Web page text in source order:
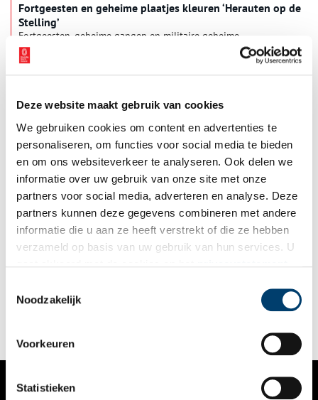
Deze website maakt gebruik van cookies
We gebruiken cookies om content en advertenties te
personaliseren, om functies voor social media te bieden
en om ons websiteverkeer te analyseren. Ook delen we
informatie over uw gebruik van onze site met onze
partners voor social media, adverteren en analyse. Deze
partners kunnen deze gegevens combineren met andere
informatie die u aan ze heeft verstrekt of die ze hebben
verzameld op basis van uw gebruik van hun services. U
Noodzakelijk
Voorkeuren
Statistieken
Fortgeesten en geheime plaatjes kleuren ‘Herauten op de
Stelling’
Fortgeesten, geheime gangen en militaire geheime
plakplaatjes, het komt allemaal voor in ‘Herauten op de
Stelling’, het derde en voorlopig laatste boek van Agnes de
Boer over de Stelling van Amsterdam.
Forten Stelling van Amsterdam zijn eldorado voor vogels
en wijnverkopers
Vogels, wijnliefhebbers en saunagasten, ze hebben allemaal
mensen die op de forten hebben gewoond en gewerkt. Dat
leidde tot drie boeken, waarvan het laatste deel net is